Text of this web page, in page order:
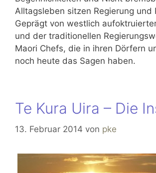
Alltagsleben sitzen Regierung und
Geprägt von westlich
und der traditionellen
Maori Chefs, die in ihren Dörfern
noch heute das Sagen haben.
Te Kura Uira – Die
13. Februar 2014 von pke